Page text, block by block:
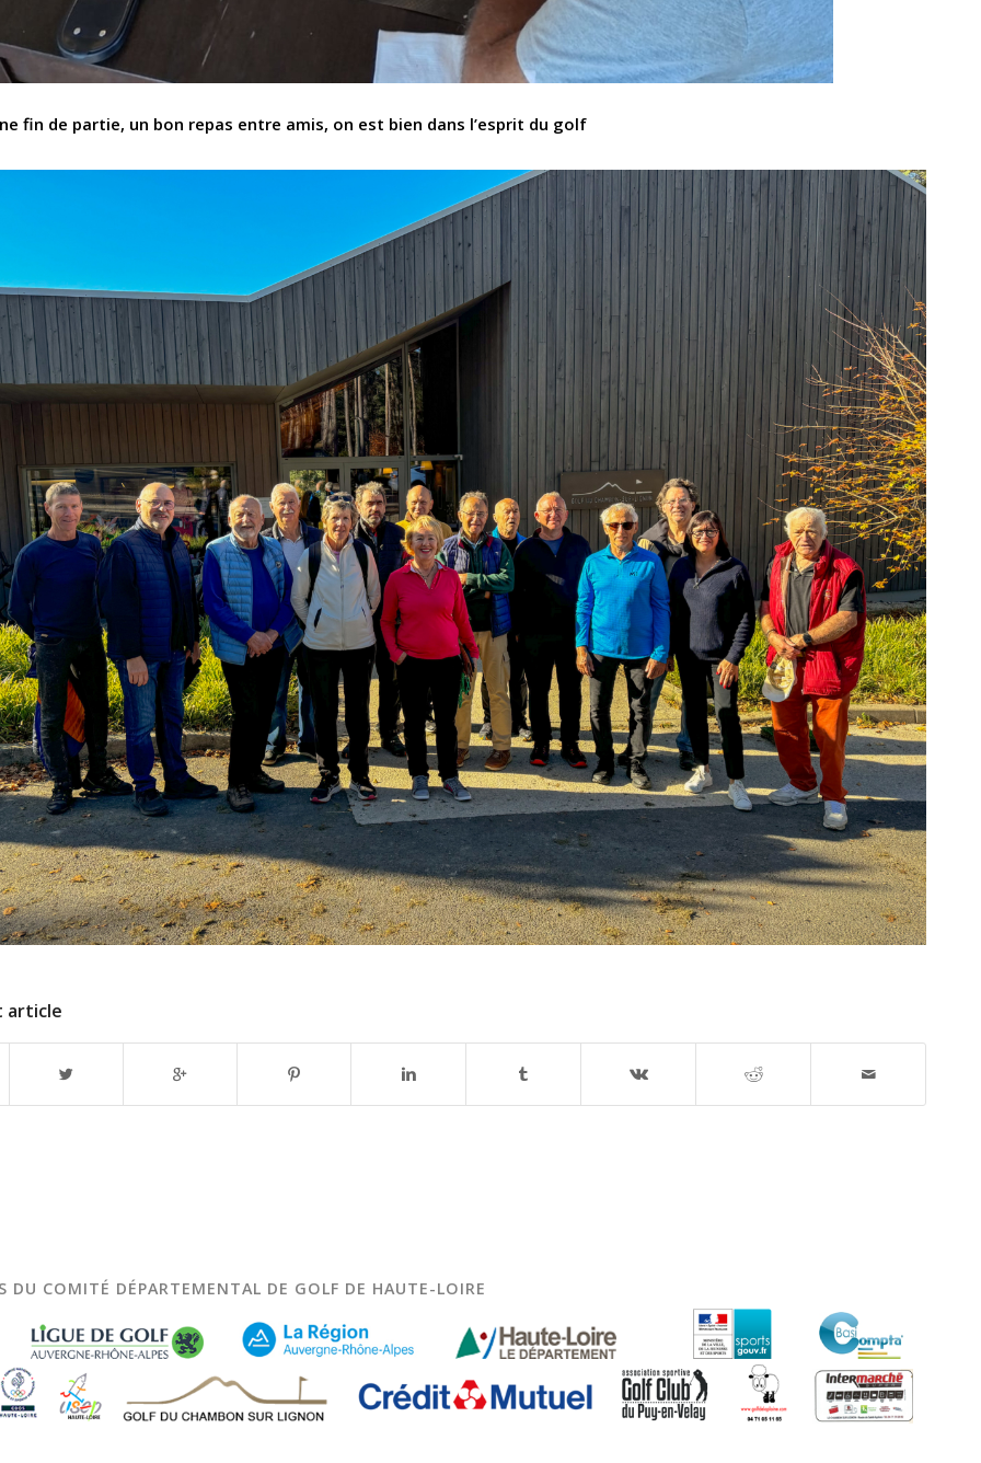
fin de partie, un bon repas entre amis, on est bien dans l’esprit du golf
article
DU COMITÉ DÉPARTEMENTAL DE GOLF DE HAUTE-LOIRE